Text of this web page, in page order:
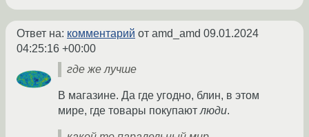
Ответ на: комментарий от amd_amd 09.01.2024
04:25:16 +00:00
где же лучше
В магазине. Да где угодно, блин, в этом
мире, где товары покупают люди.